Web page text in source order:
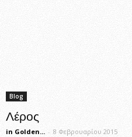
Blog
Λέρος
in Golden... - 8 Φεβρουαρίου 2015